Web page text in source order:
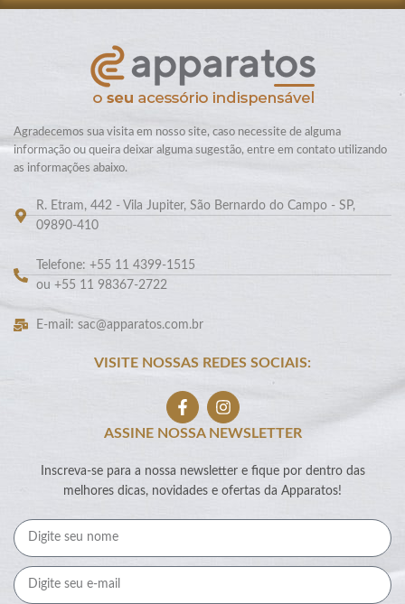
Agradecemos sua visita em nosso site, caso necessite de alguma
informação ou queira deixar alguma sugestão, entre em contato utilizando
as informações abaixo.
R. Etram, 442 - Vila Jupiter, São Bernardo do Campo - SP,
09890-410
Telefone: +55 11 4399-1515
ou +55 11 98367-2722
E-mail: sac@apparatos.com.br
VISITE NOSSAS REDES SOCIAIS:
ASSINE NOSSA NEWSLETTER
Inscreva-se para a nossa newsletter e fique por dentro das
melhores dicas, novidades e ofertas da Apparatos!